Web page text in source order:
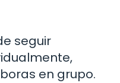
seguir
en grupo.